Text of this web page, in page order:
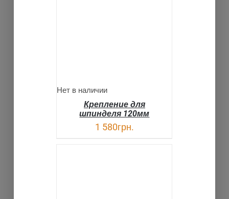
Нет в наличии
Крепление для
шпинделя 120мм
1 580грн.